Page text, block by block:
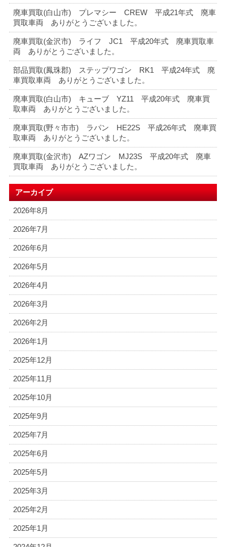
廃車買取(白山市) プレマシー CREW 平成21年式 廃車
買取車両 ありがとうございました。
廃車買取(金沢市) ライフ JC1 平成20年式 廃車買取車
両 ありがとうございました。
部品買取(鳳珠郡) ステップワゴン RK1 平成24年式 廃
車買取車両 ありがとうございました。
廃車買取(白山市) キューブ YZ11 平成20年式 廃車買
取車両 ありがとうございました。
廃車買取(野々市市) ラパン HE22S 平成26年式 廃車買
取車両 ありがとうございました。
廃車買取(金沢市) AZワゴン MJ23S 平成20年式 廃車
買取車両 ありがとうございました。
アーカイブ
2026年8月
2026年7月
2026年6月
2026年5月
2026年4月
2026年3月
2026年2月
2026年1月
2025年12月
2025年11月
2025年10月
2025年9月
2025年7月
2025年6月
2025年5月
2025年3月
2025年2月
2025年1月